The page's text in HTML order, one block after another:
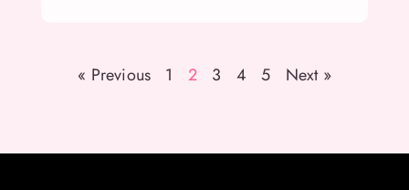
« Previous 1 2 3 4 5 Next »